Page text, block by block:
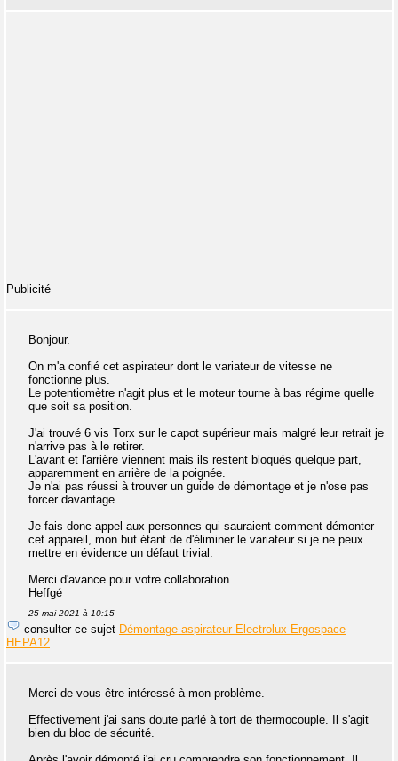
Publicité
Bonjour.
On m'a confié cet aspirateur dont le variateur de vitesse ne
fonctionne plus.
Le potentiomètre n'agit plus et le moteur tourne à bas régime quelle
que soit sa position.
J'ai trouvé 6 vis Torx sur le capot supérieur mais malgré leur retrait je
n'arrive pas à le retirer.
L'avant et l'arrière viennent mais ils restent bloqués quelque part,
apparemment en arrière de la poignée.
Je n'ai pas réussi à trouver un guide de démontage et je n'ose pas
forcer davantage.
Je fais donc appel aux personnes qui sauraient comment démonter
cet appareil, mon but étant de d'éliminer le variateur si je ne peux
mettre en évidence un défaut trivial.
Merci d'avance pour votre collaboration.
Heffgé
25 mai 2021 à 10:15
consulter ce sujet Démontage aspirateur Electrolux Ergospace
HEPA12
Merci de vous être intéressé à mon problème.
Effectivement j'ai sans doute parlé à tort de thermocouple. Il s'agit
bien du bloc de sécurité.